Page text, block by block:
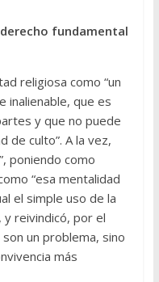
fundamental
religiosa como “un
inalienable, que es
y que no puede
de culto”. A la vez,
poniendo como
“esa mentalidad
el simple uso de la
y reivindicó, por el
un problema, sino
más